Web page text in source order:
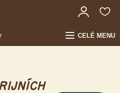
CELÉ MENU